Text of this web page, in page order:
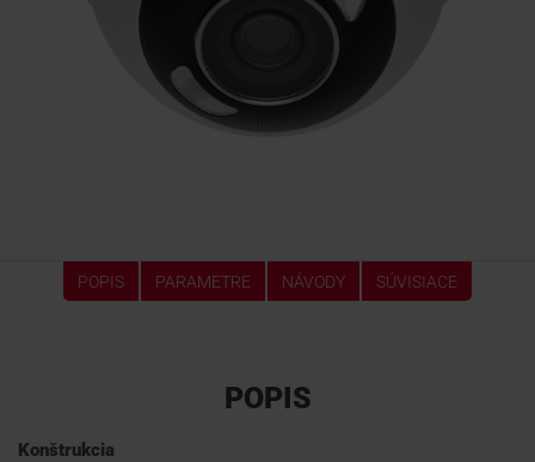
POPIS PARAMETRE NÁVODY SÚVISIACE
POPIS
Konštrukcia